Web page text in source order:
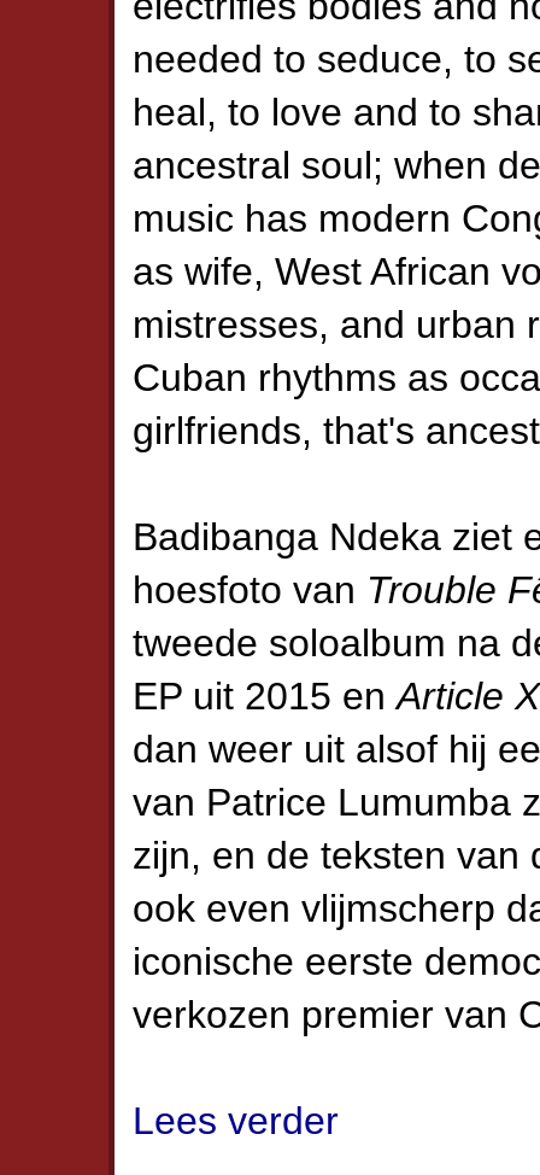
needed to seduce, to
heal, to love and to
ancestral soul; when
music has modern
as wife, West African
mistresses, and urban
Cuban rhythms as
girlfriends, that's
Badibanga Ndeka ziet
hoesfoto van Trouble
tweede soloalbum na
EP uit 2015 enArticle
dan weer uit alsof hij
van Patrice Lumumba
zijn, en de teksten van
ook even vlijmscherp
iconische eerste
verkozen premier van
Lees verder